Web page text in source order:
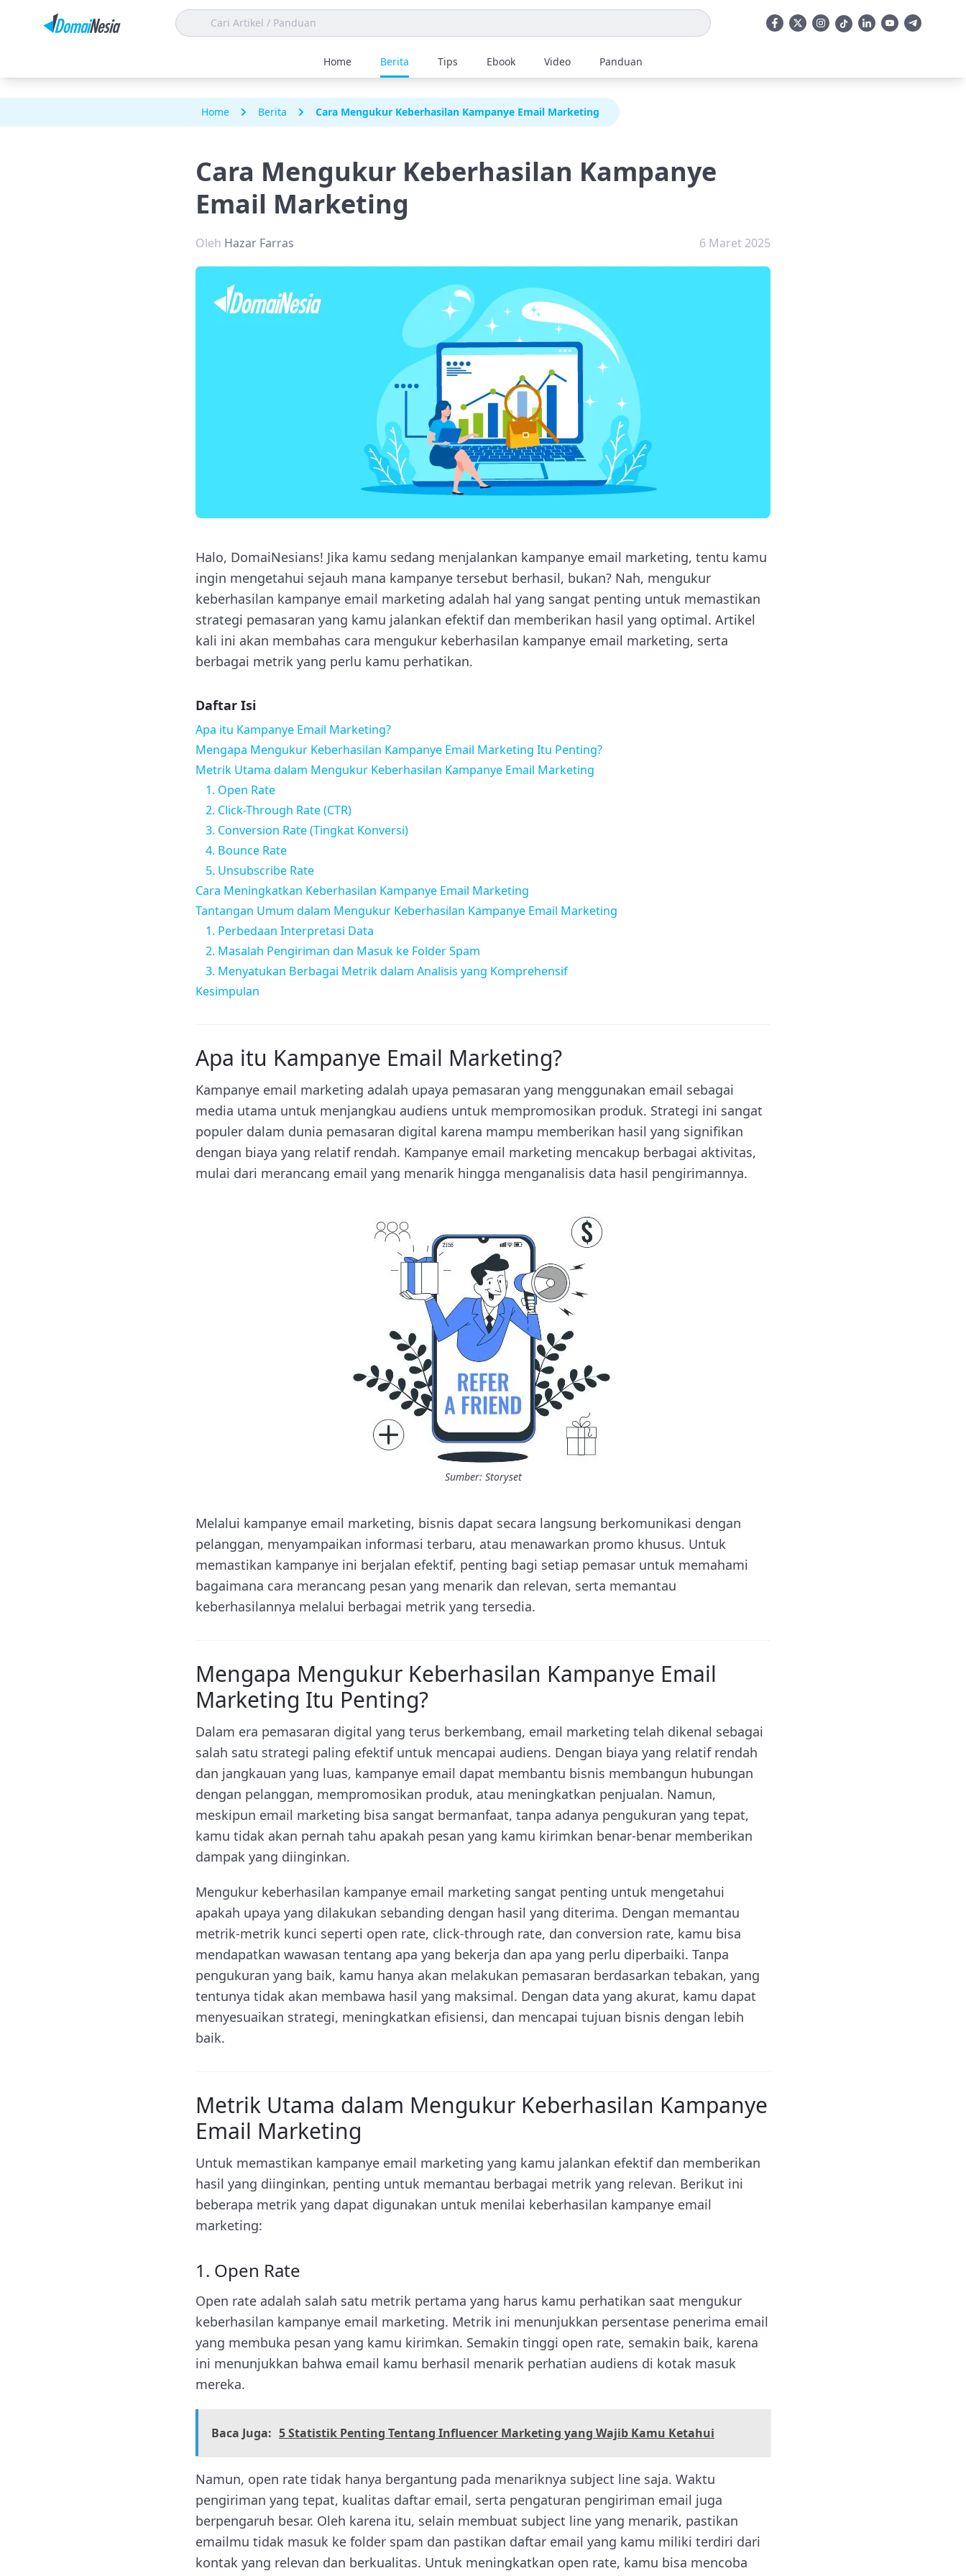
Home Berita Tips Ebook Video Panduan
Home Berita Cara Mengukur Keberhasilan Kampanye Email Marketing
Cara Mengukur Keberhasilan Kampanye
Email Marketing
Oleh Hazar Farras 6 Maret 2025
Halo, DomaiNesians! Jika kamu sedang menjalankan kampanye email marketing, tentu kamu
ingin mengetahui sejauh mana kampanye tersebut berhasil, bukan? Nah, mengukur
keberhasilan kampanye email marketing adalah hal yang sangat penting untuk memastikan
strategi pemasaran yang kamu jalankan efektif dan memberikan hasil yang optimal. Artikel
kali ini akan membahas cara mengukur keberhasilan kampanye email marketing, serta
berbagai metrik yang perlu kamu perhatikan.
Daftar Isi
Apa itu Kampanye Email Marketing?
Mengapa Mengukur Keberhasilan Kampanye Email Marketing Itu Penting?
Metrik Utama dalam Mengukur Keberhasilan Kampanye Email Marketing
1. Open Rate
2. Click-Through Rate (CTR)
3. Conversion Rate (Tingkat Konversi)
4. Bounce Rate
5. Unsubscribe Rate
Cara Meningkatkan Keberhasilan Kampanye Email Marketing
Tantangan Umum dalam Mengukur Keberhasilan Kampanye Email Marketing
1. Perbedaan Interpretasi Data
2. Masalah Pengiriman dan Masuk ke Folder Spam
3. Menyatukan Berbagai Metrik dalam Analisis yang Komprehensif
Kesimpulan
Apa itu Kampanye Email Marketing?
Kampanye email marketing adalah upaya pemasaran yang menggunakan email sebagai
media utama untuk menjangkau audiens untuk mempromosikan produk. Strategi ini sangat
populer dalam dunia pemasaran digital karena mampu memberikan hasil yang signifikan
dengan biaya yang relatif rendah. Kampanye email marketing mencakup berbagai aktivitas,
mulai dari merancang email yang menarik hingga menganalisis data hasil pengirimannya.
Sumber: Storyset
Melalui kampanye email marketing, bisnis dapat secara langsung berkomunikasi dengan
pelanggan, menyampaikan informasi terbaru, atau menawarkan promo khusus. Untuk
memastikan kampanye ini berjalan efektif, penting bagi setiap pemasar untuk memahami
bagaimana cara merancang pesan yang menarik dan relevan, serta memantau
keberhasilannya melalui berbagai metrik yang tersedia.
Mengapa Mengukur Keberhasilan Kampanye Email
Marketing Itu Penting?
Dalam era pemasaran digital yang terus berkembang, email marketing telah dikenal sebagai
salah satu strategi paling efektif untuk mencapai audiens. Dengan biaya yang relatif rendah
dan jangkauan yang luas, kampanye email dapat membantu bisnis membangun hubungan
dengan pelanggan, mempromosikan produk, atau meningkatkan penjualan. Namun,
meskipun email marketing bisa sangat bermanfaat, tanpa adanya pengukuran yang tepat,
kamu tidak akan pernah tahu apakah pesan yang kamu kirimkan benar-benar memberikan
dampak yang diinginkan.
Mengukur keberhasilan kampanye email marketing sangat penting untuk mengetahui
apakah upaya yang dilakukan sebanding dengan hasil yang diterima. Dengan memantau
metrik-metrik kunci seperti open rate, click-through rate, dan conversion rate, kamu bisa
mendapatkan wawasan tentang apa yang bekerja dan apa yang perlu diperbaiki. Tanpa
pengukuran yang baik, kamu hanya akan melakukan pemasaran berdasarkan tebakan, yang
tentunya tidak akan membawa hasil yang maksimal. Dengan data yang akurat, kamu dapat
menyesuaikan strategi, meningkatkan efisiensi, dan mencapai tujuan bisnis dengan lebih
baik.
Metrik Utama dalam Mengukur Keberhasilan Kampanye
Email Marketing
Untuk memastikan kampanye email marketing yang kamu jalankan efektif dan memberikan
hasil yang diinginkan, penting untuk memantau berbagai metrik yang relevan. Berikut ini
beberapa metrik yang dapat digunakan untuk menilai keberhasilan kampanye email
marketing:
1. Open Rate
Open rate adalah salah satu metrik pertama yang harus kamu perhatikan saat mengukur
keberhasilan kampanye email marketing. Metrik ini menunjukkan persentase penerima email
yang membuka pesan yang kamu kirimkan. Semakin tinggi open rate, semakin baik, karena
ini menunjukkan bahwa email kamu berhasil menarik perhatian audiens di kotak masuk
mereka.
Baca Juga: 5 Statistik Penting Tentang Influencer Marketing yang Wajib Kamu Ketahui
Namun, open rate tidak hanya bergantung pada menariknya subject line saja. Waktu
pengiriman yang tepat, kualitas daftar email, serta pengaturan pengiriman email juga
berpengaruh besar. Oleh karena itu, selain membuat subject line yang menarik, pastikan
emailmu tidak masuk ke folder spam dan pastikan daftar email yang kamu miliki terdiri dari
kontak yang relevan dan berkualitas. Untuk meningkatkan open rate, kamu bisa mencoba